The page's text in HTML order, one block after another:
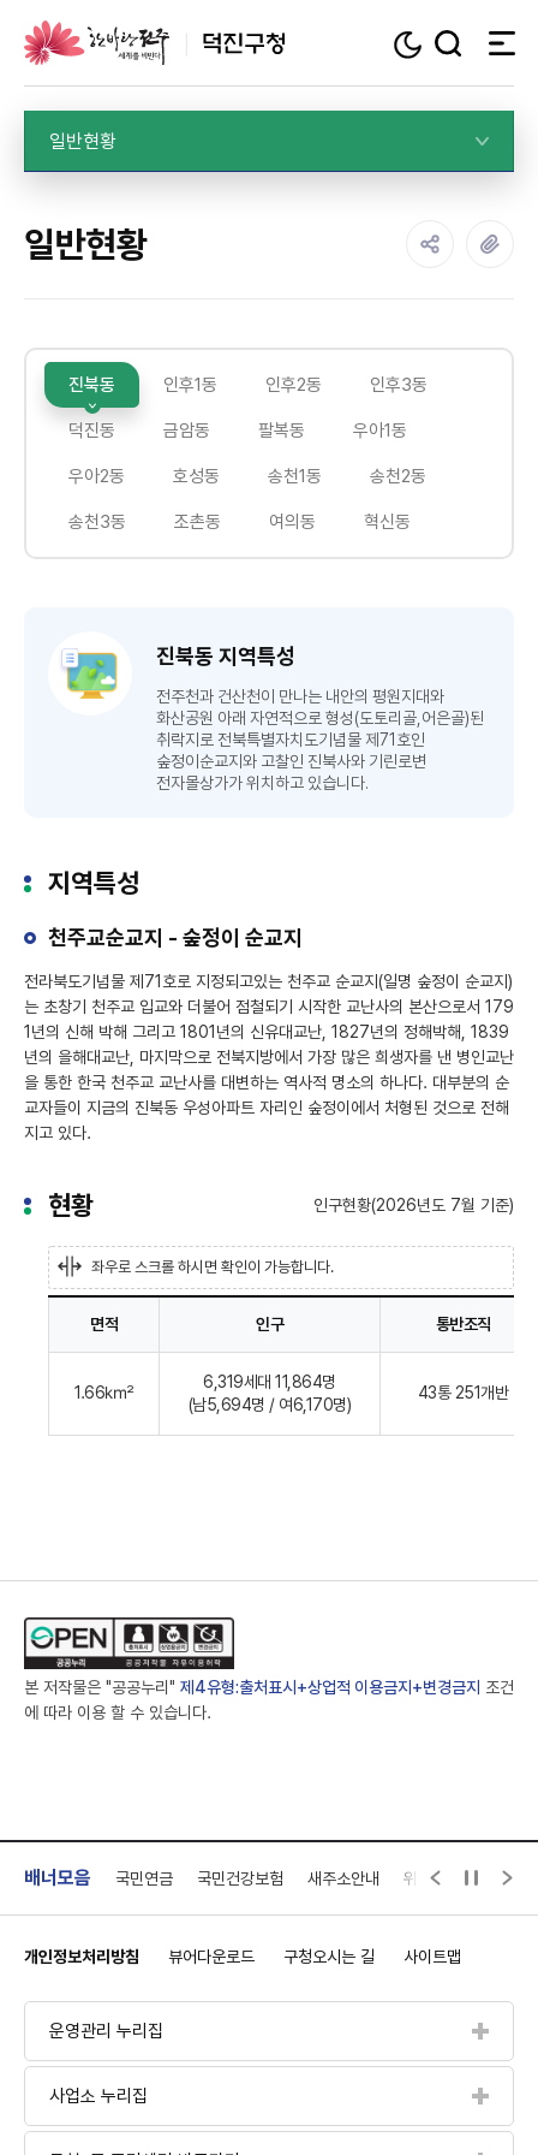
덕진구청
일반현황
일반현황
진북동 인후1동 인후2동 인후3동
덕진동 금암동 팔복동 우아1동
우아2동 호성동 송천1동 송천2동
송천3동 조촌동 여의동 혁신동
진북동 지역특성
전주천과 건산천이 만나는 내안의 평원지대와
화산공원 아래 자연적으로 형성(도토리골,어은골)된
취락지로 전북특별자치도기념물 제71호인
숲정이순교지와 고찰인 진북사와 기린로변
전자몰상가가 위치하고 있습니다.
지역특성
천주교순교지 - 숲정이 순교지
전라북도기념물 제71호로 지정되고있는 천주교 순교지(일명 숲정이 순교지)
는 초창기 천주교 입교와 더불어 점철되기 시작한 교난사의 본산으로서 179
1년의 신해 박해 그리고 1801년의 신유대교난, 1827년의 정해박해, 1839
년의 을해대교난, 마지막으로 전북지방에서 가장 많은 희생자를 낸 병인교난
을 통한 한국 천주교 교난사를 대변하는 역사적 명소의 하나다. 대부분의 순
교자들이 지금의 진북동 우성아파트 자리인 숲정이에서 처형된 것으로 전해
지고 있다.
현황 인구현황(2026년도 7월 기준)
좌우로 스크롤 하시면 확인이 가능합니다.
면
직,
법
정
동
명,
항
목
자
히
내
는
표
입
면적 인구 통반조직
1.66㎢
6,319세대 11,864명
(남5,694명 / 여6,170명)
43통 251개반
본 저작물은 "공공누리" 제4유형:출처표시+상업적 이용금지+변경금지 조건
에 따라 이용 할 수 있습니다.
배너모음
권상담 1331 국민연금 국민건강보험 새주소안내 위택스 안전드림
배너모음
자동
운영관리 누리집
사업소 누리집
개인정보처리방침 뷰어다운로드 구청오시는 길 사이트맵